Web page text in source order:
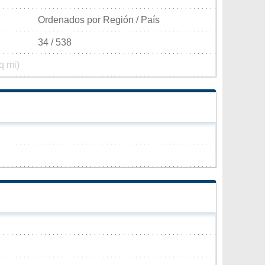
Ordenados por Región / País
34 / 538
mi)